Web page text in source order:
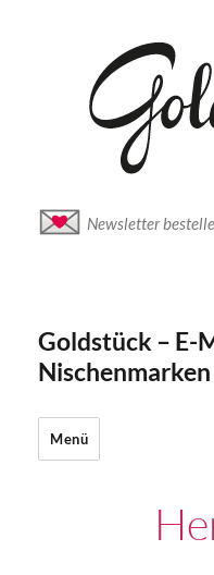
Newsletter
Goldstück – E-
Nischenmarken
Menü